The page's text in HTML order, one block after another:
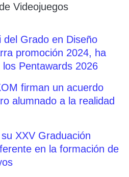
Videojuegos
del Grado en Diseño
promoción 2024, ha
Pentawards 2026
firman un acuerdo
alumnado a la realidad
XXV Graduación
en la formación de